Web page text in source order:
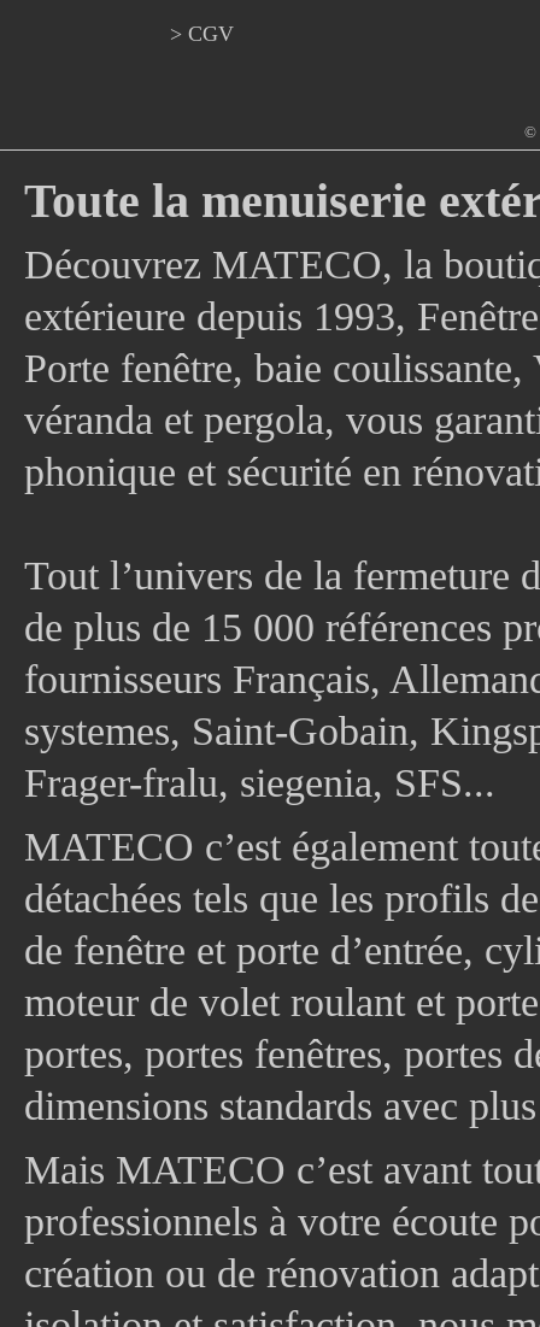
> CGV
©
Toute la menuiserie
Découvrez MATECO, la
extérieure depuis 1993,
Porte fenêtre, baie
véranda et pergola, vous
phonique et sécurité en
Tout l’univers de la fermeture
de plus de 15 000 références
fournisseurs Français,
systemes, Saint-Gobain,
Frager-fralu, siegenia, SFS...
MATECO c’est également
détachées tels que les profils
de fenêtre et porte d’entrée,
moteur de volet roulant et
portes, portes fenêtres, portes
dimensions standards avec
Mais MATECO c’est avant
professionnels à votre écoute
création ou de rénovation